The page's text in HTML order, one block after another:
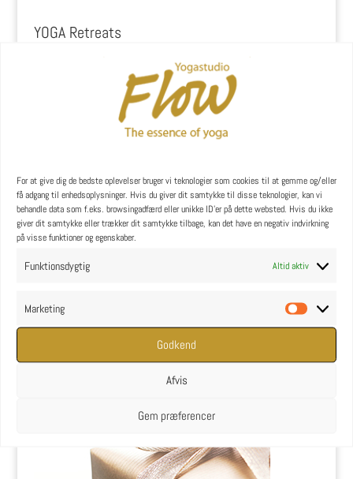
For at give dig de bedste oplevelser bruger vi teknologier som cookies til at gemme og/eller
få adgang til enhedsoplysninger. Hvis du giver dit samtykke til disse teknologier, kan vi
behandle data som f.eks. browsingadfærd eller unikke ID'er på dette websted. Hvis du ikke
giver dit samtykke eller trækker dit samtykke tilbage, kan det have en negativ indvirkning
på visse funktioner og egenskaber.
Funktionsdygtig Altid aktiv
Marketing
Godkend
Afvis
Gem præferencer
YOGA Retreats